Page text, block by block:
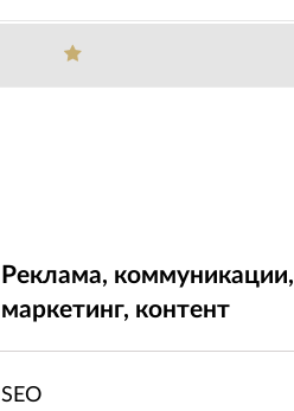
Реклама, коммуникации,
маркетинг, контент
SEO